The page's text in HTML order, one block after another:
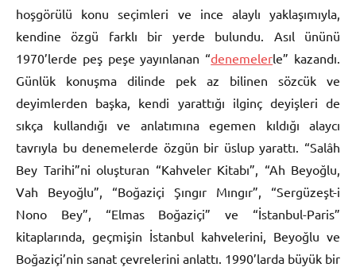
hoşgörülü konu seçimleri ve ince alaylı yaklaşımıyla,
kendine özgü farklı bir yerde bulundu. Asıl ününü
1970’lerde peş peşe yayınlanan “denemelerle” kazandı.
Günlük konuşma dilinde pek az bilinen sözcük ve
deyimlerden başka, kendi yarattığı ilginç deyişleri de
sıkça kullandığı ve anlatımına egemen kıldığı alaycı
tavrıyla bu denemelerde özgün bir üslup yarattı. “Salâh
Bey Tarihi”ni oluşturan “Kahveler Kitabı”, “Ah Beyoğlu,
Vah Beyoğlu”, “Boğaziçi Şıngır Mıngır”, “Sergüzeşt-i
Nono Bey”, “Elmas Boğaziçi” ve “İstanbul-Paris”
kitaplarında, geçmişin İstanbul kahvelerini, Beyoğlu ve
Boğaziçi’nin sanat çevrelerini anlattı. 1990’larda büyük bir